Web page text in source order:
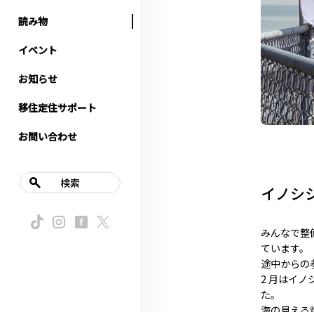
読み物
イベント
お知らせ
移住定住サポート
お問い合わせ
検索
イノシ
みんなで整
ています。
途中からの
2 月はイノ
た。